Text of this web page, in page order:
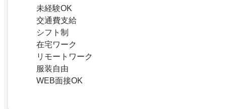
未経験OK
交通費支給
シフト制
在宅ワーク
リモートワーク
服装自由
WEB面接OK